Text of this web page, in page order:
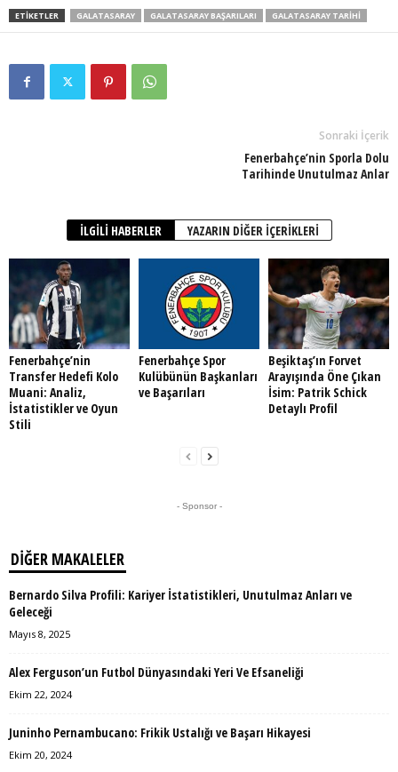
ETIKETLER GALATASARAY GALATASARAY BAŞARILARI GALATASARAY TARIHI
Sonraki İçerik
Fenerbahçe’nin Sporla Dolu
Tarihinde Unutulmaz Anlar
İLGILI HABERLER YAZARIN DIĞER İÇERIKLERI
Fenerbahçe’nin
Transfer Hedefi Kolo
Muani: Analiz,
İstatistikler ve Oyun
Stili
Fenerbahçe Spor
Kulübünün Başkanları
ve Başarıları
Beşiktaş’ın Forvet
Arayışında Öne Çıkan
İsim: Patrik Schick
Detaylı Profil
- Sponsor -
DIĞER MAKALELER
Bernardo Silva Profili: Kariyer İstatistikleri, Unutulmaz Anları ve
Geleceği
Mayıs 8, 2025
Alex Ferguson’un Futbol Dünyasındaki Yeri Ve Efsaneliği
Ekim 22, 2024
Juninho Pernambucano: Frikik Ustalığı ve Başarı Hikayesi
Ekim 20, 2024